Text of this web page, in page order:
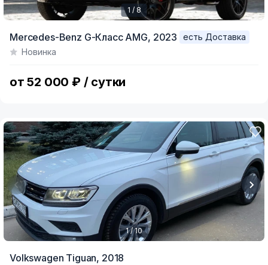
of
1 / 8
Mercedes-Benz G-Класс AMG, 2023
есть Доставка
Новинка
от 52 000 ₽ / сутки
1 / 10
Volkswagen Tiguan, 2018